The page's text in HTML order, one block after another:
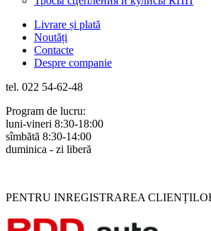
Livrare și plată
Noutăți
Contacte
Despre companie
tel. 022 54-62-48
Program de lucru:
luni-vineri 8:30-18:00
sîmbătă 8:30-14:00
duminica - zi liberă
PENTRU INREGISTRAREA